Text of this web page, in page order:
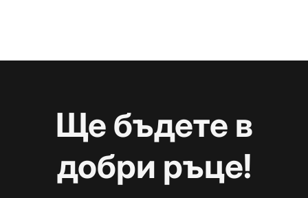
Ще бъдете в
добри ръце!